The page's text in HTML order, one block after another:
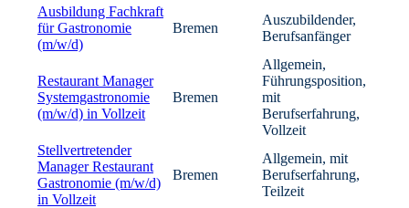
Ausbildung Fachkraft
für Gastronomie
(m/w/d)
Bremen
Auszubildender,
Berufsanfänger
Restaurant Manager
Systemgastronomie
(m/w/d) in Vollzeit
Bremen
Allgemein,
Führungsposition,
mit
Berufserfahrung,
Vollzeit
Stellvertretender
Manager Restaurant
Gastronomie (m/w/d)
in Vollzeit
Bremen
Allgemein, mit
Berufserfahrung,
Teilzeit